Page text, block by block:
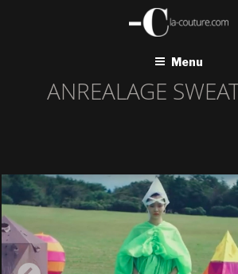
Menu
ANREALAGE